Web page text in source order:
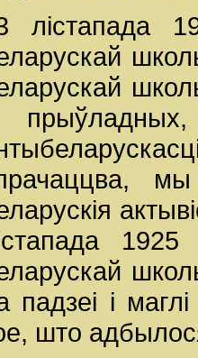
лістапада
прыўладных,
падзеі і
што